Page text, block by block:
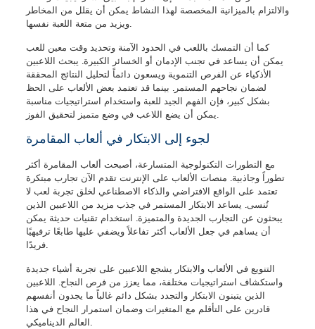
والالتزام بالميزانية المخصصة لهذا النشاط يمكن أن يقلل من المخاطر
ويزيد من متعة اللعبة نفسها.
كما أن التمسك باللعب في الحدود الآمنة وتحديد وقت معين للعب
يمكن أن يساعد في تجنب الإدمان أو الخسائر الكبيرة. يبحث اللاعبين
الأذكياء عن الفرص التنموية ويسعون دائماً لتحليل النتائج المحققة
لضمان نجاحهم المستمر. بينما قد تعتمد بعض الألعاب على الحظ
بشكل كبير، فإن الفهم الجيد للعبة واستخدام استراتيجيات مناسبة
يمكن أن يضع اللاعب في وضع متميز لتحقيق الفوز.
لجوء إلى الابتكار في ألعاب المقامرة
مع التطورات التكنولوجية المتسارعة، أصبحت ألعاب المقامرة أكثر
تطوراً وجاذبية. منصات الألعاب على الإنترنت تقدم الآن تجارب مبتكرة
تعتمد على الواقع الافتراضي والذكاء الاصطناعي لخلق تجربة لعب لا
تُنسى. يساعد الابتكار المستمر في جذب مزيد من اللاعبين الذين
يبحثون عن التجارب الجديدة والمتميزة. استخدام تقنيات حديثة يمكن
أن يساهم في جعل الألعاب أكثر تفاعلاً ويضفي عليها طابعًا ترفيهيًا
فريدًا.
التنويع في الألعاب والابتكار يشجع اللاعبين على تجربة أشياء جديدة
واستكشاف استراتيجيات مختلفة، مما يعزز من فرص النجاح. اللاعبين
الذين يتبنون الابتكار والتجدد بشكل دائم غالباً ما يجدون أنفسهم
قادرين على التأقلم مع المتغيرات وضمان استمرار النجاح في هذا
العالم الديناميكي.